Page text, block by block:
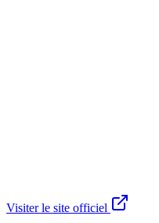
Visiter le site officiel